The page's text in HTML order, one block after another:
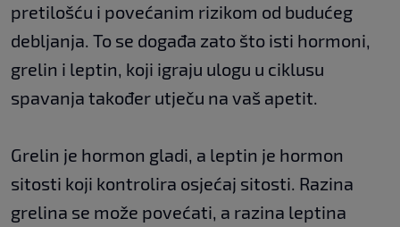
pretilošću i povećanim rizikom od budućeg
debljanja. To se događa zato što isti hormoni,
grelin i leptin, koji igraju ulogu u ciklusu
spavanja također utječu na vaš apetit.
Grelin je hormon gladi, a leptin je hormon
sitosti koji kontrolira osjećaj sitosti. Razina
grelina se može povećati, a razina leptina